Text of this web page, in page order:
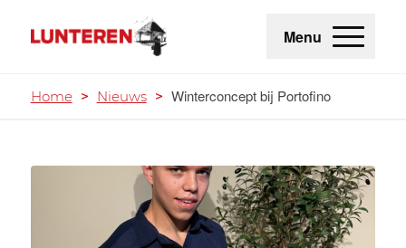
Menu
Home > Nieuws > Winterconcept bij Portofino